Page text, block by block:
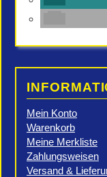
Mein Konto
Warenkorb
Meine Merkliste
Zahlungsweisen
Versand &